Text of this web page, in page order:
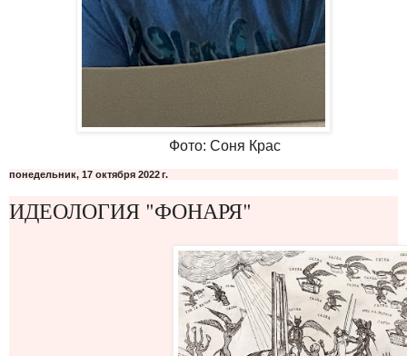
Фото: Соня Крас
понедельник, 17 октября 2022 г.
ИДЕОЛОГИЯ "ФОНАРЯ"